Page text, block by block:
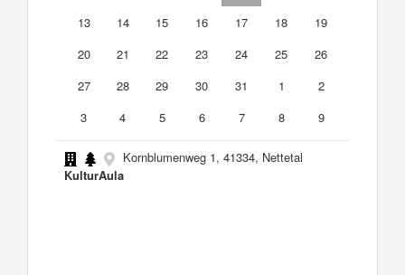
13
14 15 16 17 18
19
20
21 22 23 24 25
26
27
28 29 30 31 1
2
3
4 5 6 7 8 9
Kornblumenweg 1, 41334, Nettetal
KulturAula